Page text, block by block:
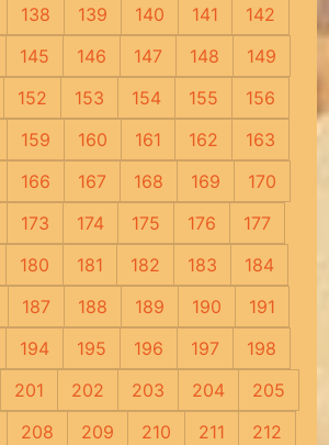
138 139 140 141
142
145 146 147 148
149
152 153 154 155
156
159 160 161 162
163
166 167 168 169
170
173 174 175 176
177
180 181 182 183
184
187 188 189 190
191
194 195 196 197
198
201 202 203 204
205
208 209 210 211
212